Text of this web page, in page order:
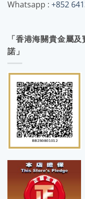
Whatsapp : +852
「香港海關貴金屬
諾」